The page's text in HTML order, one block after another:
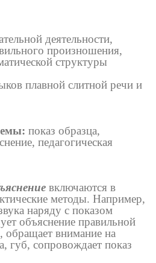
деятельности,
произношения,
структуры
плавной слитной речи и
показ образца,
педагогическая
включаются в
методы. Например,
наряду с показом
объяснение правильной
обращает внимание на
губ, сопровождает показ